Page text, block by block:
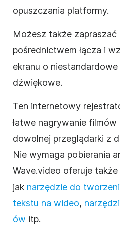
opuszczania platformy.
Możesz także zapraszać
pośrednictwem łącza i
ekranu o niestandardowe
dźwiękowe.
Ten internetowy
łatwe nagrywanie
dowolnej przeglądarki z
Nie wymaga pobierania
Wave.video oferuje
jak narzędzie do
tekstu na wideo,
ów itp.